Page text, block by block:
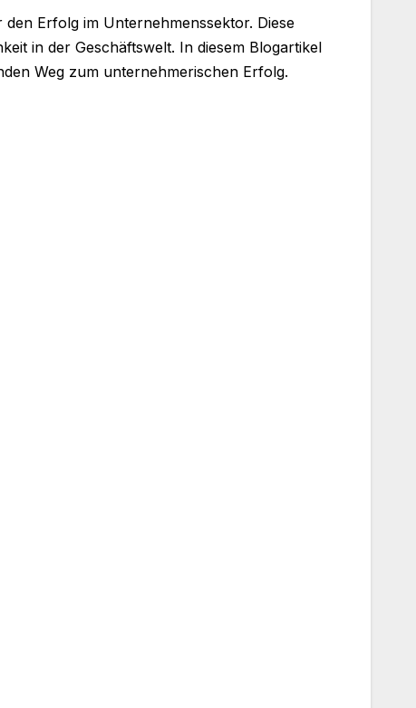
Erfolg im Unternehmenssektor. Diese
in der Geschäftswelt. In diesem Blogartikel
Weg zum unternehmerischen Erfolg.